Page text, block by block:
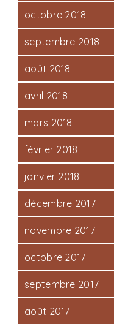
octobre 2018
septembre 2018
août 2018
avril 2018
mars 2018
février 2018
janvier 2018
décembre 2017
novembre 2017
octobre 2017
septembre 2017
août 2017